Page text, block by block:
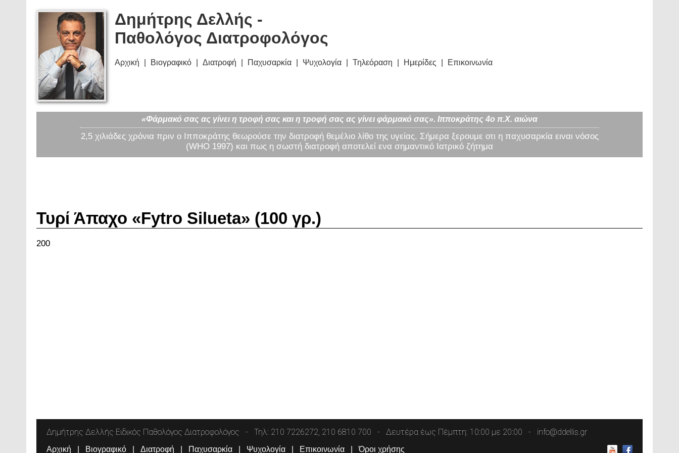
Δημήτρης Δελλής -
Παθολόγος Διατροφολόγος
Αρχική Βιογραφικό Διατροφή Παχυσαρκία Ψυχολογία Τηλεόραση Ημερίδες Επικοινωνία
«Φάρμακό σας ας γίνει η τροφή σας και η τροφή σας ας γίνει φάρμακό σας». Ιπποκράτης 4ο π.Χ. αιώνα
2,5 χιλιάδες χρόνια πριν ο Ιπποκράτης θεωρούσε την διατροφή θεμέλιο λίθο της υγείας. Σήμερα ξερουμε οτι η παχυσαρκία ειναι νόσος
(WHO 1997) και πως η σωστή διατροφή αποτελεί ενα σημαντικό Ιατρικό ζήτημα
Τυρί Άπαχο «Fytro Silueta» (100 γρ.)
200
Δημήτρης Δελλής Ειδικός Παθολόγος Διατροφολόγος Τηλ: 210 7226272, 210 6810 700 Δευτέρα έως Πέμπτη: 10:00 με 20:00 info@ddellis.gr
Αρχική Βιογραφικό Διατροφή Παχυσαρκία Ψυχολογία Επικοινωνία Όροι χρήσης